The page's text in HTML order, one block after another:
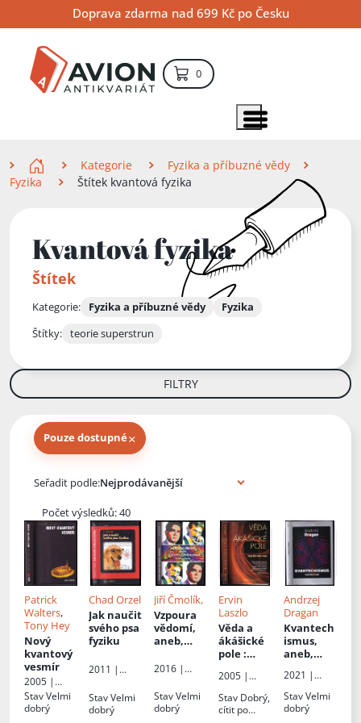
na
obsah
na
navigaci
na
vyhledávání
Doprava zdarma nad 699 Kč po Česku
0položek – košík
Zobrazit položky menu
Kategorie
Fyzika a příbuzné vědy
Fyzika
Štítek kvantová fyzika
Kvantová fyzika
Štítek
Kategorie: Fyzika a příbuzné vědy
Fyzika
Štítky: teorie superstrun
FILTRY
Pouze dostupné×
Seřadit podle:
Počet výsledků: 40
Patrick
Walters,
Tony Hey
Nový
kvantový
vesmír
2005 |
Argo
StavVelmi
dobrý
Chad Orzel
Jak naučit
svého psa
fyziku
2011 |
StavVelmi
dobrý
Jiří Čmolík,
Vzpoura
vědomí,
aneb,
evangeliu
2016 |
Czech,
s.r.o.
StavVelmi
dobrý
Ervin
Laszlo
Věda a
ákášické
pole:
teorie
všeho
2005 |
Stav Dobrý,
cítit po
Andrzej
Dragan
Kvantech
ismus,
aneb,
lidi
2021 |
StavVelmi
dobrý